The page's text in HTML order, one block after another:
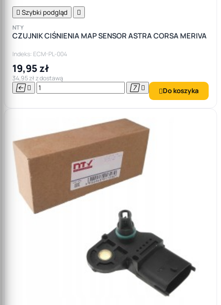
 Szybki podgląd 
NTY
CZUJNIK CIŚNIENIA MAP SENSOR ASTRA CORSA MERIVA
Indeks: ECM-PL-004
19,95 zł
34,95 zł z dostawą
    Do koszyka